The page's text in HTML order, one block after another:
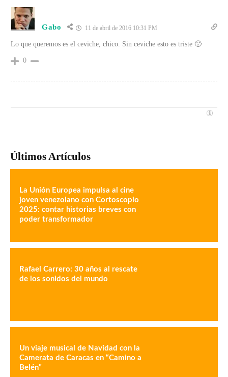
Gabo 11 de abril de 2016 10:31 PM
Lo que queremos es el ceviche, chico. Sin ceviche esto es triste 🙁
0
Últimos Artículos
La Unión Europea impulsa al cine
joven venezolano con Cortoscopio
2025: contar historias breves con
poder transformador
Rafael Carrero: 30 años al rescate
de los sonidos del mundo
Un viaje musical de Navidad con la
Camerata de Caracas en “Camino a
Belén”